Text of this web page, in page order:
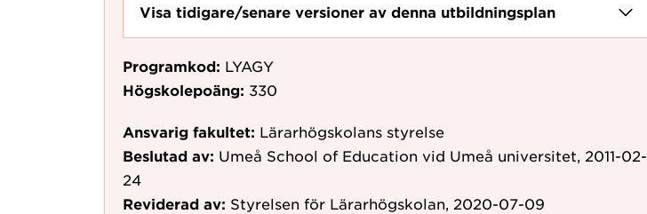
Visa tidigare/senare versioner av denna utbildningsplan
Programkod: LYAGY
Högskolepoäng: 330
Ansvarig fakultet: Lärarhögskolans styrelse
Beslutad av: Umeå School of Education vid Umeå universitet, 2011-02-
24
Reviderad av: Styrelsen för Lärarhögskolan, 2020-07-09